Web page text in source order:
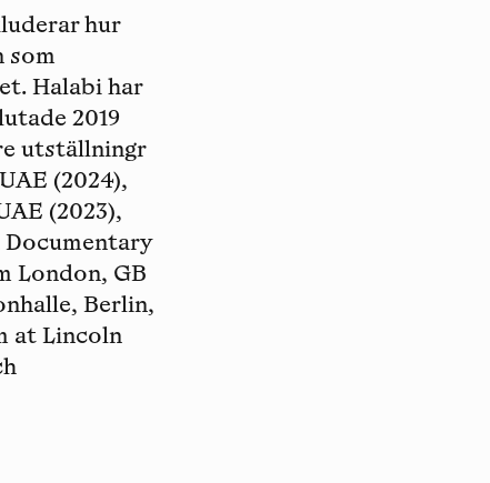
hur
som
Halabi har
2019
utställningr
(2024),
(2023),
London, GB
Berlin,
at Lincoln